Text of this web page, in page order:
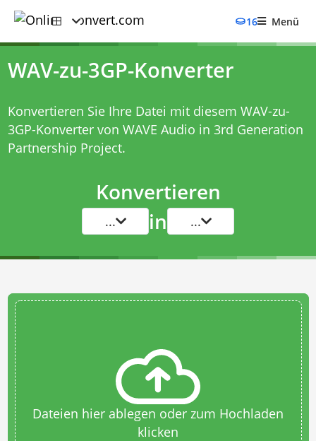
16 Menü
WAV-zu-3GP-Konverter
Konvertieren Sie Ihre Datei mit diesem WAV-zu-
3GP-Konvertervon WAVE Audio in 3rd Generation
Partnership Project.
Konvertieren
... in ...
Dateien hier ablegen oder zum Hochladen
klicken